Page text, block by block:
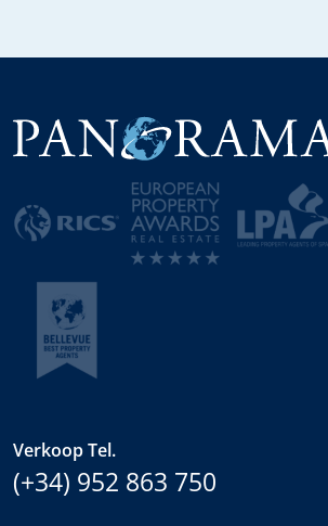
Verkoop Tel.
(+34) 952 863 750